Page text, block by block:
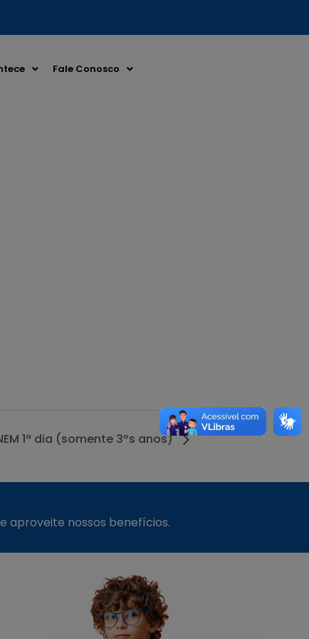
Fale Conosco
1ª dia (somente 3ºs anos)
aproveite nossos benefícios.